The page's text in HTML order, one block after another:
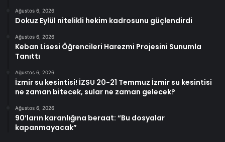
Ağustos 6, 2026
Dokuz Eylül nitelikli hekim kadrosunu güçlendirdi
Ağustos 6, 2026
Keban Lisesi Öğrencileri Harezmi Projesini Sunumla
Tanıttı
Ağustos 6, 2026
İzmir su kesintisi! İZSU 20-21 Temmuz İzmir su kesintisi
ne zaman bitecek, sular ne zaman gelecek?
Ağustos 6, 2026
90’ların karanlığına beraat: “Bu dosyalar
kapanmayacak”